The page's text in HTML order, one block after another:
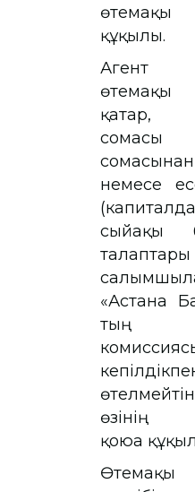
құқылы.
Агент
өтемақы
қатар,
сомасы
немесе
сыйақы
«Астана
тың
өзінің
қоюға